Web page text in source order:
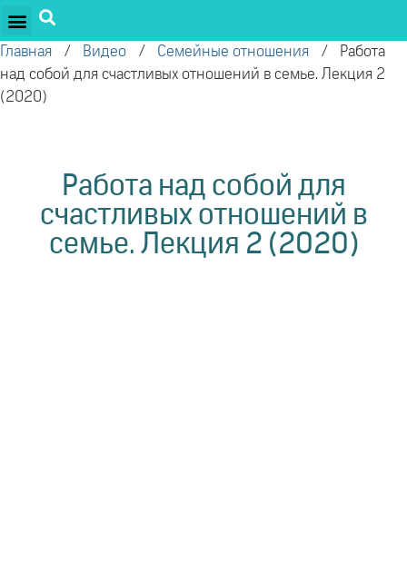
Главная / Видео / Семейные отношения /
Работа
над собой для счастливых отношений в семье. Лекция 2
(2020)
Работа над собой для
счастливых отношений в
семье. Лекция 2 (2020)